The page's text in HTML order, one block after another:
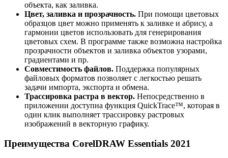
объекта, как заливка.
Цвет, заливка и прозрачность. При помощи цветовых
образцов цвет можно применять к заливке и абрису, а
гармонии цветов использовать для генерирования
цветовых схем. В программе также возможна настройка
прозрачности объектов и заливка объектов узорами,
градиентами и пр.
Совместимость файлов. Поддержка популярных
файловых форматов позволяет с легкостью решать
задачи импорта, экспорта и обмена.
Трассировка растра в вектор. Непосредственно в
приложении доступна функция QuickTrace™, которая в
один клик выполняет трассировку растровых
изображений в векторную графику.
Преимущества CorelDRAW Essentials 2021